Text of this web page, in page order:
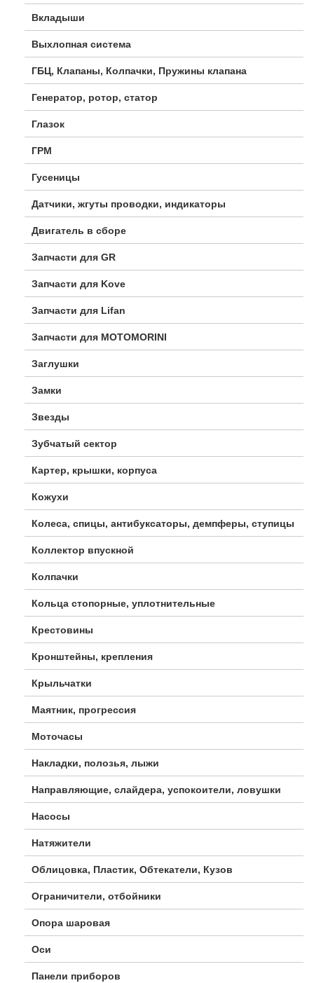
Вкладыши
Выхлопная система
ГБЦ, Клапаны, Колпачки, Пружины клапана
Генератор, ротор, статор
Глазок
ГРМ
Гусеницы
Датчики, жгуты проводки, индикаторы
Двигатель в сборе
Запчасти для GR
Запчасти для Kove
Запчасти для Lifan
Запчасти для MOTOMORINI
Заглушки
Замки
Звезды
Зубчатый сектор
Картер, крышки, корпуса
Кожухи
Колеса, спицы, антибуксаторы, демпферы, ступицы
Коллектор впускной
Колпачки
Кольца стопорные, уплотнительные
Крестовины
Кронштейны, крепления
Крыльчатки
Маятник, прогрессия
Моточасы
Накладки, полозья, лыжи
Направляющие, слайдера, успокоители, ловушки
Насосы
Натяжители
Облицовка, Пластик, Обтекатели, Кузов
Ограничители, отбойники
Опора шаровая
Оси
Панели приборов